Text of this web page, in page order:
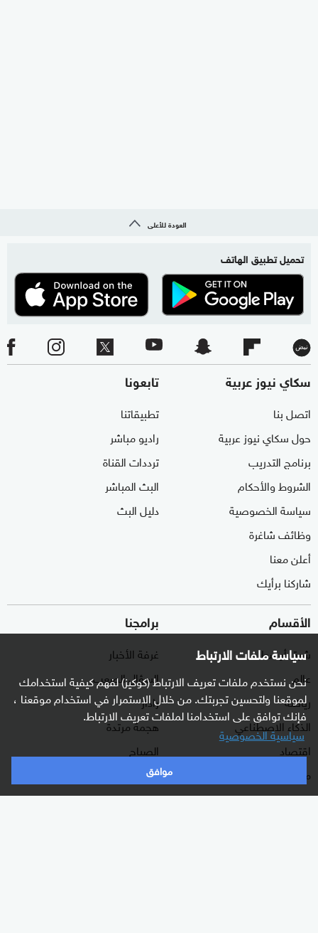
سياسة ملفات الارتباط
نحن نستخدم ملفات تعريف الارتباط (كوكيز) لفهم كيفية استخدامك
لموقعنا ولتحسين تجربتك. من خلال الاستمرار في استخدام موقعنا ،
فإنك توافق على استخدامنا لملفات تعريف الارتباط.
سياسية الخصوصية
موافق
العودة للأعلى
تحميل تطبيق الهاتف
سكاي نيوز عربية
اتصل بنا
حول سكاي نيوز عربية
برنامج التدريب
الشروط والأحكام
سياسة الخصوصية
وظائف شاغرة
أعلن معنا
شاركنا برأيك
تابعونا
تطبيقاتنا
راديو مباشر
ترددات القناة
البث المباشر
دليل البث
الأقسام
شرق أوسط
عالم
رياضة
الذكاء الاصطناعي
اقتصاد
منوعات
برامجنا
غرفة الأخبار
السؤال الصعب
رادار
هجمة مرتدة
الصباح
كلينيك
وثائقيات